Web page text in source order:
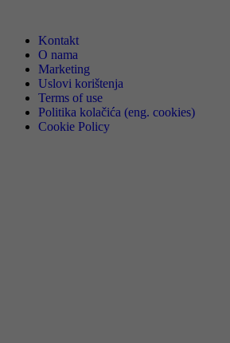
Kontakt
O nama
Marketing
Uslovi korištenja
Terms of use
Politika kolačića (eng. cookies)
Cookie Policy